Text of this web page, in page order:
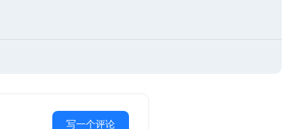
写一个评论